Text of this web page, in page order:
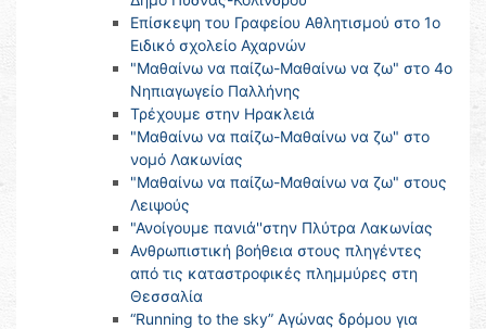
Επίσκεψη του Γραφείου Αθλητισμού στο 1ο
Ειδικό σχολείο Αχαρνών
"Μαθαίνω να παίζω-Μαθαίνω να ζω" στο 4o
Νηπιαγωγείο Παλλήνης
Τρέχουμε στην Ηρακλειά
"Μαθαίνω να παίζω-Μαθαίνω να ζω" στο
νομό Λακωνίας
"Μαθαίνω να παίζω-Μαθαίνω να ζω" στους
Λειψούς
"Ανοίγουμε πανιά''στην Πλύτρα Λακωνίας
Ανθρωπιστική βοήθεια στους πληγέντες
από τις καταστροφικές πλημμύρες στη
Θεσσαλία
“Running to the sky” Αγώνας δρόμου για